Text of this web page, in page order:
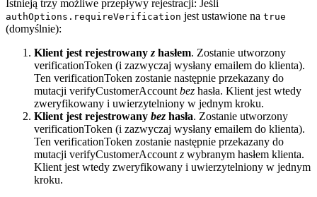
Istnieją trzy możliwe przepływy rejestracji: Jeśli
authOptions.requireVerification jest ustawione na true
(domyślnie):
Klient jest rejestrowany z hasłem. Zostanie utworzony
verificationToken (i zazwyczaj wysłany emailem do klienta).
Ten verificationToken zostanie następnie przekazany do
mutacji verifyCustomerAccount bez hasła. Klient jest wtedy
zweryfikowany i uwierzytelniony w jednym kroku.
Klient jest rejestrowany bez hasła. Zostanie utworzony
verificationToken (i zazwyczaj wysłany emailem do klienta).
Ten verificationToken zostanie następnie przekazany do
mutacji verifyCustomerAccount z wybranym hasłem klienta.
Klient jest wtedy zweryfikowany i uwierzytelniony w jednym
kroku.